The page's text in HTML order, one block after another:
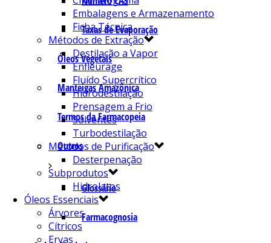
Taxas de Evaporação
Óleos Vegetais
Manteigas Amazônica
Termos da Farmacopeia
Outros
Glossário
Farmacognosia
Embalagens e Armazenamento
Ficha Técnica
Métodos de Extração
Destilação a Vapor
Enfleurage
Fluído Supercrítico
Hidrodestilação
Prensagem a Frio
Solventes
Turbodestilação
Métodos de Purificação
Desterpenação
Subprodutos
Hidrolatos
Óleos Essenciais
Árvores
Cítricos
Ervas